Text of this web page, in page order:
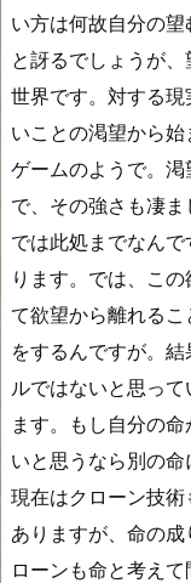
い方は何故自分の望
と訝るでしょうが
世界です。対する
いことの渇望から
ゲームのようで。
で、その強さも凄
では此処までなん
ります。では、こ
て欲望から離れる
をするんですが。
ルではないと思っ
ます。もし自分の
いと思うなら別の命
現在はクローン技
ありますが、命の
ローンも命と考え